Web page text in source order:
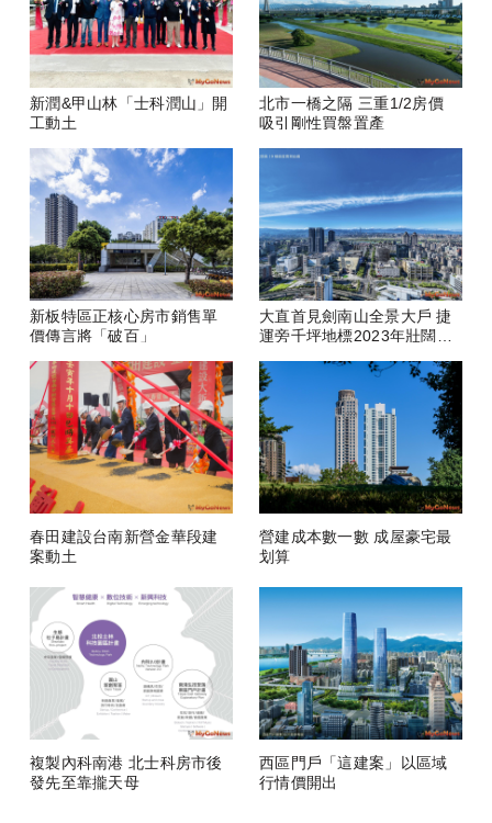
新潤&甲山林「士科潤山」開
工動土
北市一橋之隔 三重1/2房價
吸引剛性買盤置產
新板特區正核心房市銷售單
價傳言將「破百」
大直首見劍南山全景大戶 捷
運旁千坪地標2023年壯闊落
春田建設台南新營金華段建
案動土
營建成本數一數 成屋豪宅最
划算
複製內科南港 北士科房市後
發先至靠攏天母
西區門戶「這建案」以區域
行情價開出